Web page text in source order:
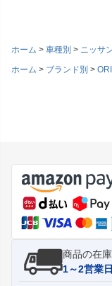
ホーム 車種別 ニッサ
ホーム
ブランド別
商品の在
1～2営業日